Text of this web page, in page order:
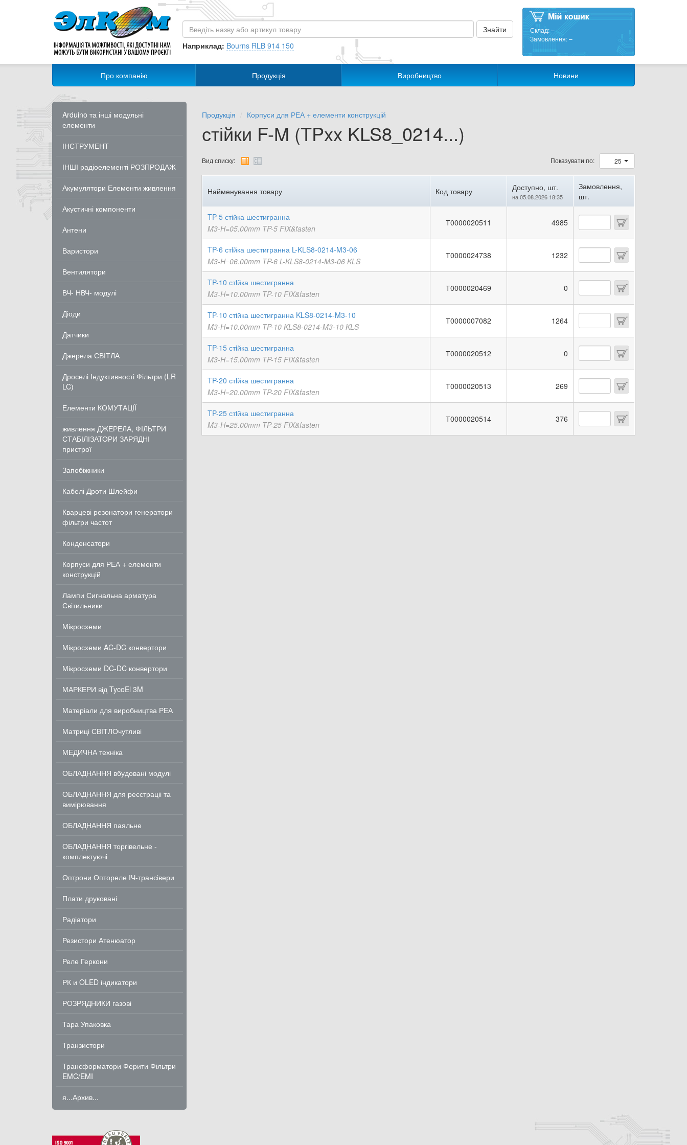
Наприклад: Bourns RLB 914 150
Склад:–
Замовлення:–
Про компанію Продукція Виробництво Новини
Arduino та інші модульні
елементи
ІНСТРУМЕНТ
ІНШІ радіоелементі РОЗПРОДАЖ
Акумулятори Елементи живлення
Акустичні компоненти
Антени
Варистори
Вентилятори
ВЧ- НВЧ- модулі
Діоди
Датчики
Джерела СВІТЛА
Дроселі Індуктивності Фільтри (LR
LC)
Елементи КОМУТАЦІЇ
живлення ДЖЕРЕЛА, ФІЛЬТРИ
СТАБІЛІЗАТОРИ ЗАРЯДНІ
пристрої
Запобіжники
Кабелі Дроти Шлейфи
Кварцеві резонатори генератори
фільтри частот
Конденсатори
Корпуси для РЕА + елементи
конструкцій
Лампи Сигнальна арматура
Світильники
Мікросхеми
Мікросхеми AC-DC конвертори
Мікросхеми DC-DC конвертори
МАРКЕРИ від TycoEl 3M
Матеріали для виробництва РЕА
Матриці СВІТЛОчутливі
МЕДИЧНА техніка
ОБЛАДНАННЯ вбудовані модулі
ОБЛАДНАННЯ для реєстраціі та
вимірювання
ОБЛАДНАННЯ паяльне
ОБЛАДНАННЯ торгівельне -
комплектуючі
Оптрони Оптореле ІЧ-трансівери
Плати друковані
Радіатори
Резистори Атенюатор
Реле Геркони
РК и OLED індикатори
РОЗРЯДНИКИ газові
Тара Упаковка
Транзистори
Трансформатори Ферити Фільтри
EMC/EMI
я...Архив...
Продукція Корпуси для РЕА + елементи конструкцій
стійки F-M (TPxx KLS8_0214...)
Вид списку: Показувати по: 25
Найменування товару Код товару Доступно, шт.
на 05.08.2026 18:35
Замовлення,
шт.
TP-5 стiйка шестигранна
M3-H=05.00mm TP-5 FIX&fasten
Т0000020511 4985
TP-6 стiйка шестигранна L-KLS8-0214-M3-06
M3-H=06.00mm TP-6 L-KLS8-0214-M3-06 KLS
Т0000024738 1232
TP-10 стiйка шестигранна
M3-H=10.00mm TP-10 FIX&fasten
Т0000020469 0
TP-10 стiйка шестигранна KLS8-0214-M3-10
M3-H=10.00mm TP-10 KLS8-0214-M3-10 KLS
Т0000007082 1264
TP-15 стiйка шестигранна
M3-H=15.00mm TP-15 FIX&fasten
Т0000020512 0
TP-20 стiйка шестигранна
M3-H=20.00mm TP-20 FIX&fasten
Т0000020513 269
TP-25 стiйка шестигранна
M3-H=25.00mm TP-25 FIX&fasten
Т0000020514 376